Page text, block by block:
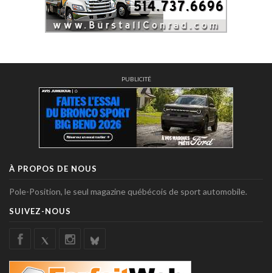
PUBLICITÉ
À PROPOS DE NOUS
Pole-Position, le seul magazine québécois de sport automobile.
SUIVEZ-NOUS